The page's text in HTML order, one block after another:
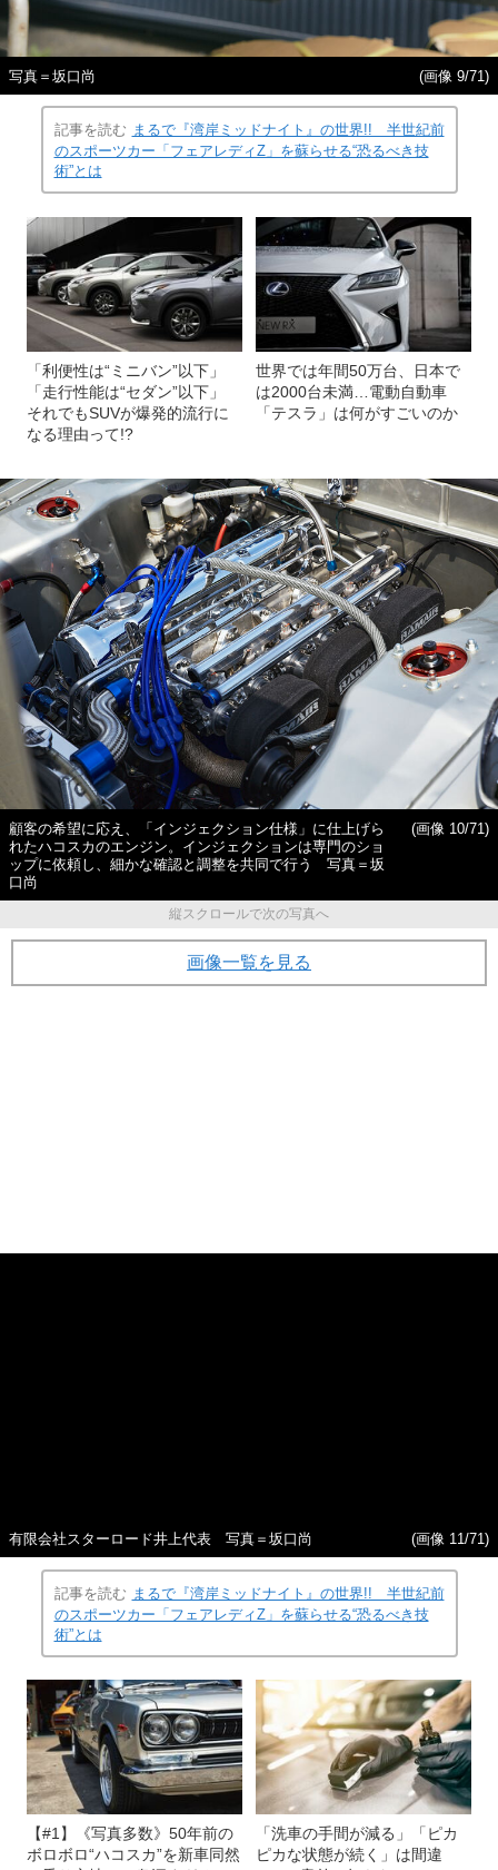
写真＝坂口尚 (画像 9/71)
記事を読む まるで『湾岸ミッドナイト』の世界!! 半世紀前
のスポーツカー「フェアレディZ」を蘇らせる“恐るべき技
術”とは
「利便性は“ミニバン”以下」
「走行性能は“セダン”以下」
それでもSUVが爆発的流行に
なる理由って!?
世界では年間50万台、日本で
は2000台未満…電動自動車
「テスラ」は何がすごいのか
顧客の希望に応え、「インジェクション仕様」に仕上げら
れたハコスカのエンジン。インジェクションは専門のショ
ップに依頼し、細かな確認と調整を共同で行う 写真＝坂
口尚
(画像 10/71)
縦スクロールで次の写真へ
画像一覧を見る
有限会社スターロード井上代表 写真＝坂口尚 (画像 11/71)
記事を読む まるで『湾岸ミッドナイト』の世界!! 半世紀前
のスポーツカー「フェアレディZ」を蘇らせる“恐るべき技
術”とは
【#1】《写真多数》50年前の
ボロボロ“ハコスカ”を新車同然
「洗車の手間が減る」「ピカ
ピカな状態が続く」は間違